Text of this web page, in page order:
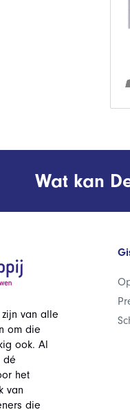
Wat kan
van alle
om die
ook. Al
dé
het
van
die